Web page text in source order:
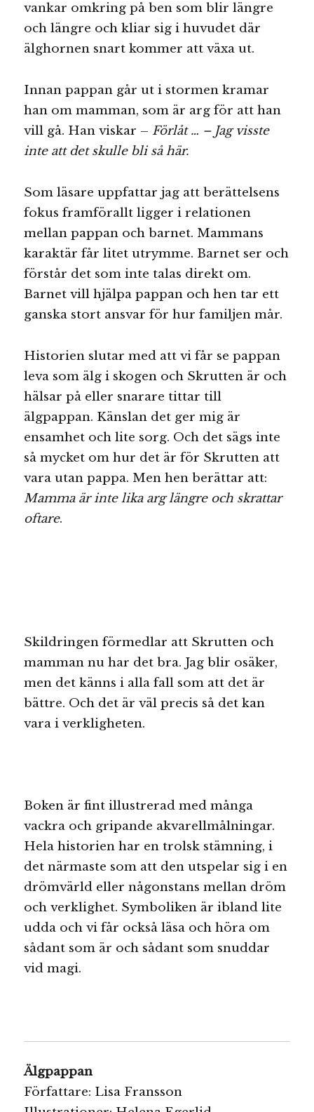
vankar omkring på ben som blir längre
och längre och kliar sig i huvudet där
älghornen snart kommer att växa ut.
Innan pappan går ut i stormen kramar
han om mamman, som är arg för att han
vill gå. Han viskar – Förlåt … – Jag visste
inte att det skulle bli så här.
Som läsare uppfattar jag att berättelsens
fokus framförallt ligger i relationen
mellan pappan och barnet. Mammans
karaktär får litet utrymme. Barnet ser och
förstår det som inte talas direkt om.
Barnet vill hjälpa pappan och hen tar ett
ganska stort ansvar för hur familjen mår.
Historien slutar med att vi får se pappan
leva som älg i skogen och Skrutten är och
hälsar på eller snarare tittar till
älgpappan. Känslan det ger mig är
ensamhet och lite sorg. Och det sägs inte
så mycket om hur det är för Skrutten att
vara utan pappa. Men hen berättar att:
Mamma är inte lika arg längre och skrattar
oftare.
Skildringen förmedlar att Skrutten och
mamman nu har det bra. Jag blir osäker,
men det känns i alla fall som att det är
bättre. Och det är väl precis så det kan
vara i verkligheten.
Boken är fint illustrerad med många
vackra och gripande akvarellmålningar.
Hela historien har en trolsk stämning, i
det närmaste som att den utspelar sig i en
drömvärld eller någonstans mellan dröm
och verklighet. Symboliken är ibland lite
udda och vi får också läsa och höra om
sådant som är och sådant som snuddar
vid magi.
Älgpappan
Författare: Lisa Fransson